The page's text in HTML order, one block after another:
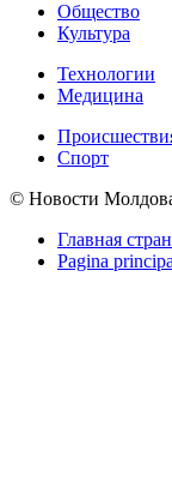
Общество
Культура
Технологии
Медицина
Спорт
© Новости
Главная
Pagina